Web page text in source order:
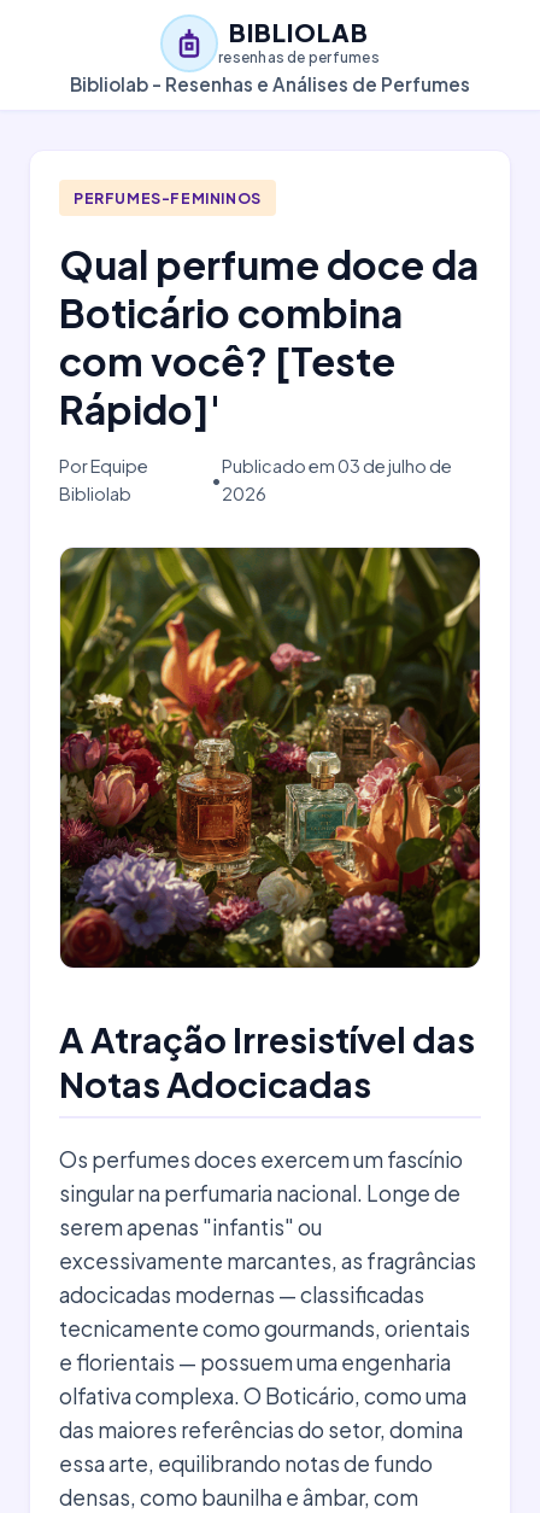
BIBLIOLAB
resenhas de perfumes
Bibliolab - Resenhas e Análises de Perfumes
PERFUMES-FEMININOS
Qual perfume doce da
Boticário combina
com você? [Teste
Rápido]'
Por Equipe
Bibliolab
•
Publicado em 03 de julho de
2026
A Atração Irresistível das
Notas Adocicadas
Os perfumes doces exercem um fascínio
singular na perfumaria nacional. Longe de
serem apenas "infantis" ou
excessivamente marcantes, as fragrâncias
adocicadas modernas — classificadas
tecnicamente como gourmands, orientais
e florientais — possuem uma engenharia
olfativa complexa. O Boticário, como uma
das maiores referências do setor, domina
essa arte, equilibrando notas de fundo
densas, como baunilha e âmbar, com